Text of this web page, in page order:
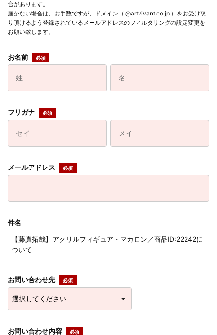
合があります。
届かない場合は、お手数ですが、ドメイン（ @artvivant.co.jp ）をお受け取
り頂けるよう登録されているメールアドレスのフィルタリングの設定変更を
お願い致します。
お名前
フリガナ
メールアドレス
件名
【藤真拓哉】アクリルフィギュア・マカロン／商品ID:22242に
ついて
お問い合わせ先
お問い合わせ内容